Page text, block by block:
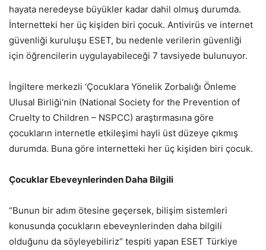
hayata neredeyse büyükler kadar dahil olmuş durumda.
İnternetteki her üç kişiden biri çocuk. Antivirüs ve internet
güvenliği kuruluşu ESET, bu nedenle verilerin güvenliği
için öğrencilerin uygulayabileceği 7 tavsiyede bulunuyor.
İngiltere merkezli ‘Çocuklara Yönelik Zorbalığı Önleme
Ulusal Birliği‘nin (National Society for the Prevention of
Cruelty to Children – NSPCC) araştırmasına göre
çocukların internetle etkileşimi hayli üst düzeye çıkmış
durumda. Buna göre internetteki her üç kişiden biri çocuk.
Çocuklar Ebeveynlerinden Daha Bilgili
“Bunun bir adım ötesine geçersek, bilişim sistemleri
konusunda çocukların ebeveynlerinden daha bilgili
olduğunu da söyleyebiliriz“ tespiti yapan ESET Türkiye